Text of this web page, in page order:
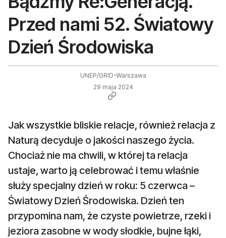
Przed nami 52. Światowy
Dzień Środowiska
UNEP/GRID-Warszawa
29 maja 2024
Jak wszystkie bliskie relacje, również relacja z
Naturą decyduje o jakości naszego życia.
Chociaż nie ma chwili, w której ta relacja
ustaje, warto ją celebrować i temu właśnie
służy specjalny dzień w roku: 5 czerwca –
Światowy Dzień Środowiska. Dzień ten
przypomina nam, że czyste powietrze, rzeki i
jeziora zasobne w wody słodkie, bujne łąki,